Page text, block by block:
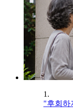
1.
"후회하